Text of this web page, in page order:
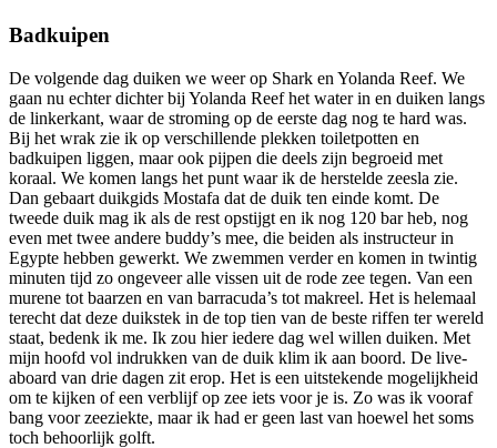
Badkuipen
De volgende dag duiken we weer op Shark en Yolanda Reef. We
gaan nu echter dichter bij Yolanda Reef het water in en duiken langs
de linkerkant, waar de stroming op de eerste dag nog te hard was.
Bij het wrak zie ik op verschillende plekken toiletpotten en
badkuipen liggen, maar ook pijpen die deels zijn begroeid met
koraal. We komen langs het punt waar ik de herstelde zeesla zie.
Dan gebaart duikgids Mostafa dat de duik ten einde komt. De
tweede duik mag ik als de rest opstijgt en ik nog 120 bar heb, nog
even met twee andere buddy’s mee, die beiden als instructeur in
Egypte hebben gewerkt. We zwemmen verder en komen in twintig
minuten tijd zo ongeveer alle vissen uit de rode zee tegen. Van een
murene tot baarzen en van barracuda’s tot makreel. Het is helemaal
terecht dat deze duikstek in de top tien van de beste riffen ter wereld
staat, bedenk ik me. Ik zou hier iedere dag wel willen duiken. Met
mijn hoofd vol indrukken van de duik klim ik aan boord. De live-
aboard van drie dagen zit erop. Het is een uitstekende mogelijkheid
om te kijken of een verblijf op zee iets voor je is. Zo was ik vooraf
bang voor zeeziekte, maar ik had er geen last van hoewel het soms
toch behoorlijk golft.